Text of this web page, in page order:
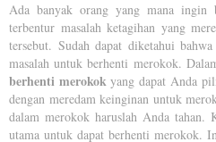
Ada banyak orang yang mana ingin
terbentur masalah ketagihan yang
tersebut. Sudah dapat diketahui
masalah untuk berhenti merokok.
berhenti merokokyang dapat Anda
dengan meredam keinginan untuk
dalam merokok haruslah Anda tahan.
utama untuk dapat berhenti merokok.